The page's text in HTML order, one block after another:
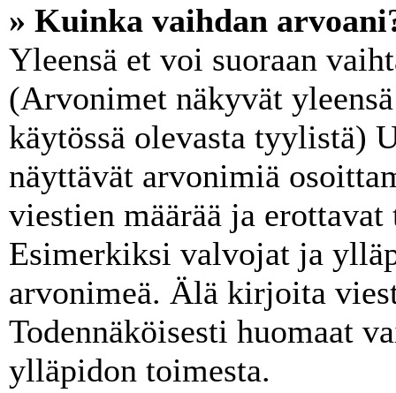
» Kuinka vaihdan
Yleensä et voi suoraan
(Arvonimet näkyvät
käytössä olevasta tyylistä)
näyttävät arvonimiä
viestien määrää ja
Esimerkiksi valvojat ja
arvonimeä. Älä kirjoita
Todennäköisesti huomaat
ylläpidon toimesta.